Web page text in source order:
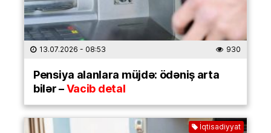
13.07.2026 - 08:53 930
Pensiya alanlara müjdə: ödəniş arta
bilər –Vacib detal
İqtisadiyyat